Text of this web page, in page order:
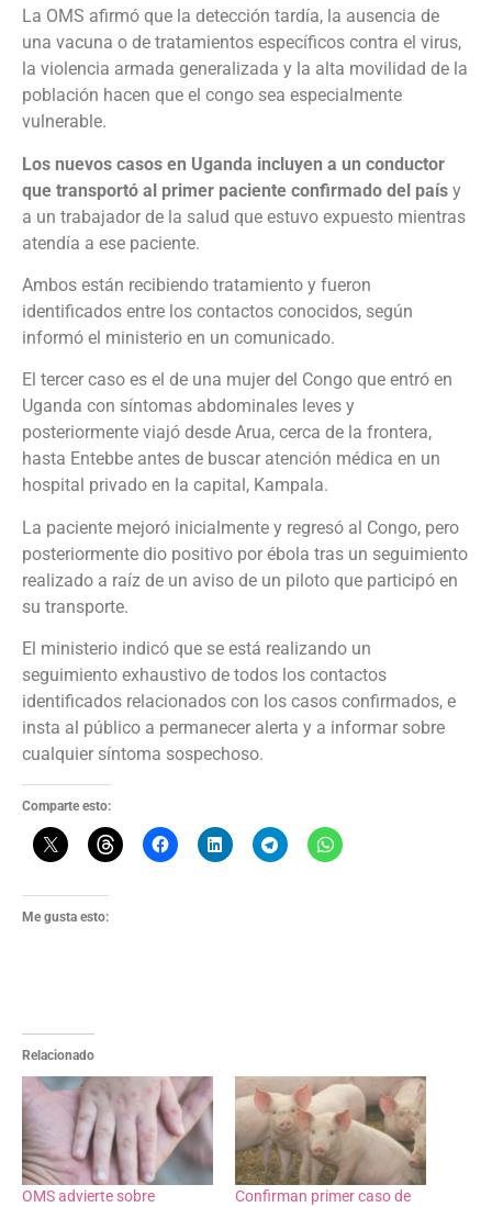
La OMS afirmó que la detección tardía, la ausencia de
una vacuna o de tratamientos específicos contra el virus,
la violencia armada generalizada y la alta movilidad de la
población hacen que el congo sea especialmente
vulnerable.
Los nuevos casos en Uganda incluyen a un conductor
que transportó al primer paciente confirmado del país y
a un trabajador de la salud que estuvo expuesto mientras
atendía a ese paciente.
Ambos están recibiendo tratamiento y fueron
identificados entre los contactos conocidos, según
informó el ministerio en un comunicado.
El tercer caso es el de una mujer del Congo que entró en
Uganda con síntomas abdominales leves y
posteriormente viajó desde Arua, cerca de la frontera,
hasta Entebbe antes de buscar atención médica en un
hospital privado en la capital, Kampala.
La paciente mejoró inicialmente y regresó al Congo, pero
posteriormente dio positivo por ébola tras un seguimiento
realizado a raíz de un aviso de un piloto que participó en
su transporte.
El ministerio indicó que se está realizando un
seguimiento exhaustivo de todos los contactos
identificados relacionados con los casos confirmados, e
insta al público a permanecer alerta y a informar sobre
cualquier síntoma sospechoso.
Comparte esto:
Me gusta esto:
Relacionado
OMS advierte sobre
Confirman primer caso de